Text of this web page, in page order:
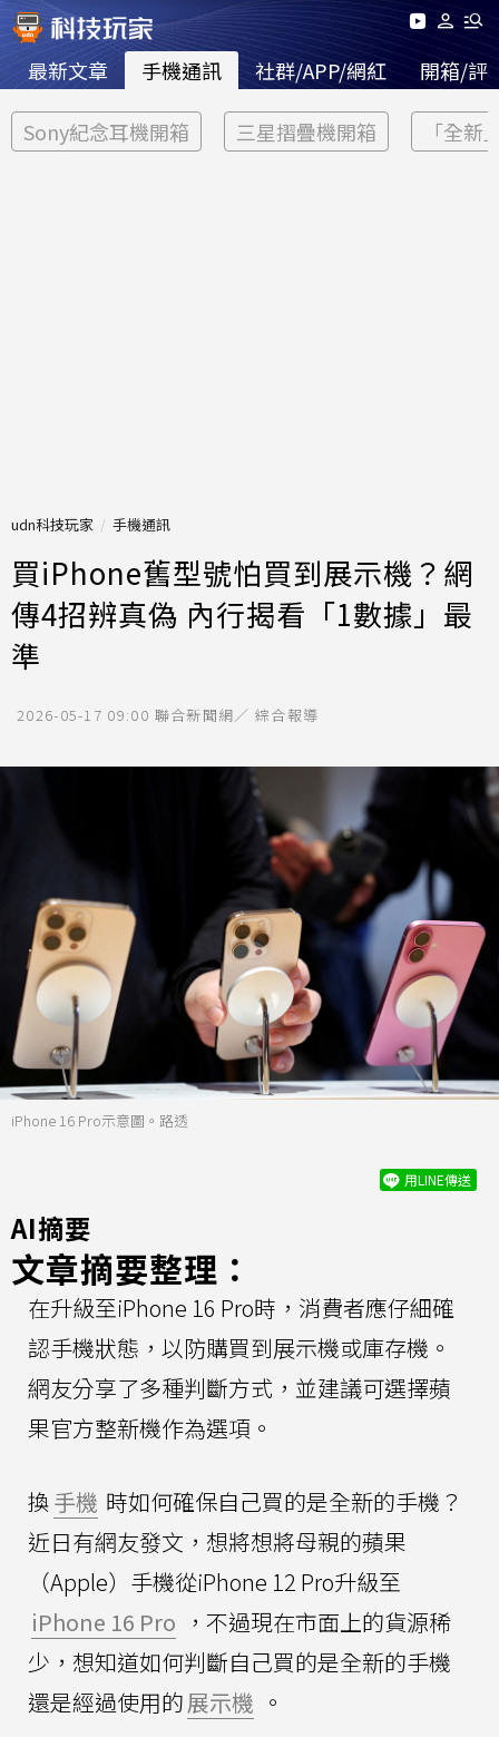
最新文章 手機通訊 社群/APP/網紅 開箱/評
Sony紀念耳機開箱 三星摺疊機開箱 「全新
udn科技玩家 手機通訊
買iPhone舊型號怕買到展示機？網
傳4招辨真偽 內行揭看「1數據」最
準
2026-05-17 09:00 聯合新聞網／ 綜合報導
iPhone 16 Pro示意圖。路透
用LINE傳送
AI摘要
文章摘要整理：
在升級至iPhone 16 Pro時，消費者應仔細確
認手機狀態，以防購買到展示機或庫存機。
網友分享了多種判斷方式，並建議可選擇蘋
果官方整新機作為選項。
換手機 時如何確保自己買的是全新的手機？
近日有網友發文，想將想將母親的蘋果
（Apple）手機從iPhone 12 Pro升級至
iPhone 16 Pro ，不過現在市面上的貨源稀
少，想知道如何判斷自己買的是全新的手機
還是經過使用的展示機 。